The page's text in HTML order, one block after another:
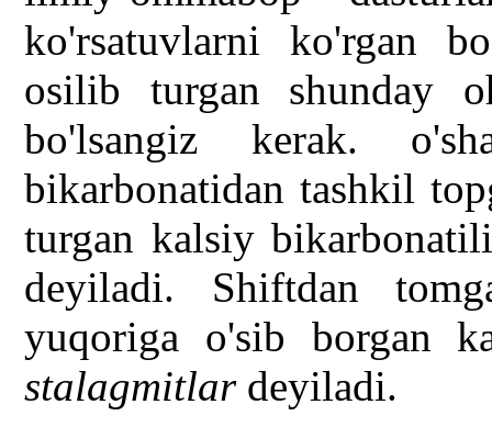
ko'rsatuvlarni ko'rgan
osilib turgan shunday
bo'lsangiz kerak.
bikarbonatidan tashkil
turgan kalsiy
deyiladi. Shiftdan
yuqoriga o'sib borgan
stalagmitlardeyiladi.